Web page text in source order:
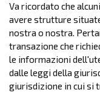
Va ricordato che
avere strutture
nostra o nostra.
transazione che
le informazioni
dalle leggi della
giurisdizione in cui si